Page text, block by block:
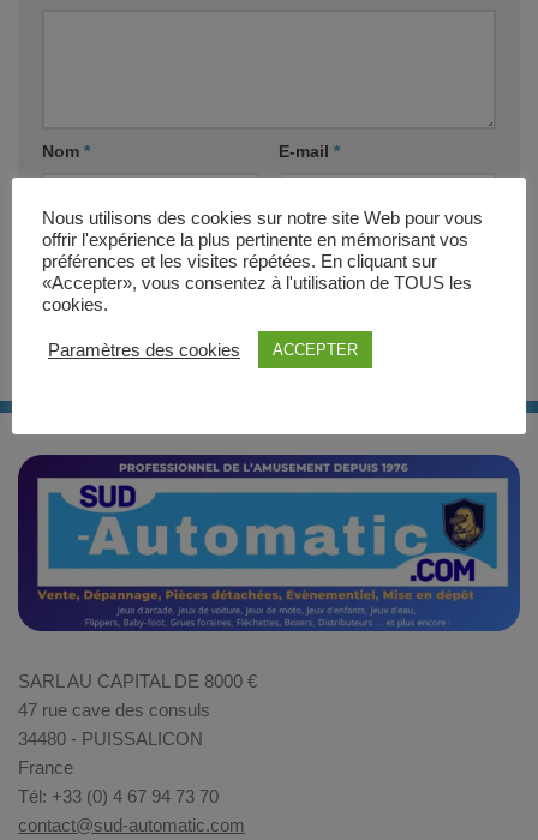
Nom * E-mail *
Site web
SARL AU CAPITAL DE 8000 €
47 rue cave des consuls
34480 - PUISSALICON
France
Tél: +33 (0) 4 67 94 73 70
contact@sud-automatic.com
Nous utilisons des cookies sur notre site Web pour vous
offrir l'expérience la plus pertinente en mémorisant vos
préférences et les visites répétées. En cliquant sur
«Accepter», vous consentez à l'utilisation de TOUS les
cookies.
Paramètres des cookies ACCEPTER